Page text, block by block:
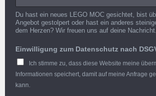
Du hast ein neues LEGO MOC gesichtet, bist
Angebot gestolpert oder hast ein anderes
dem Herzen? Wir freuen uns auf deine Nachricht.
Einwilligung zum Datenschutz nach
Ich stimme zu, dass diese Website meine
Informationen speichert, damit auf meine Anfrage
kann.